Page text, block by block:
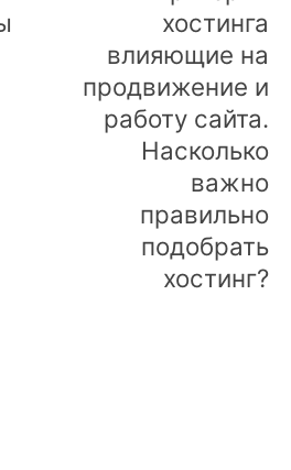
хостинга
влияющие на
продвижение и
работу сайта.
Насколько
важно
правильно
подобрать
хостинг?